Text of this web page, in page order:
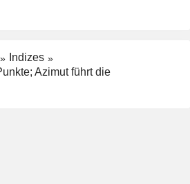
Indizes
Azimut führt die